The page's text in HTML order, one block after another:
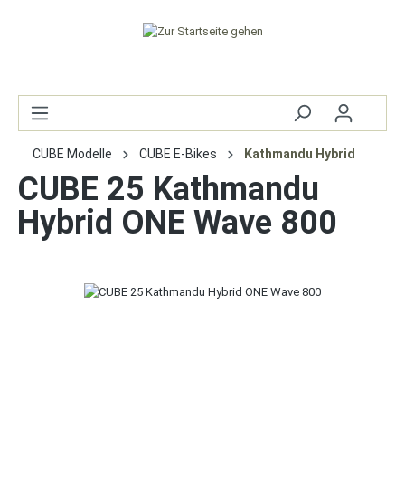
CUBE Modelle CUBE E-Bikes Kathmandu Hybrid
CUBE 25 Kathmandu
Hybrid ONE Wave 800